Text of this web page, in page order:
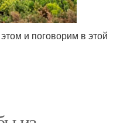
и поговорим в этой